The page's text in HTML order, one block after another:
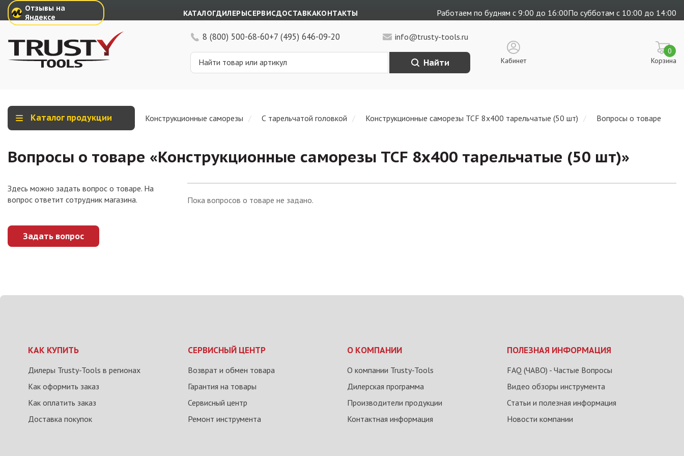
Отзывы на
Яндексе
КАТАЛОГДИЛЕРЫСЕРВИСДОСТАВКАКОНТАКТЫ Работаем по будням с 9:00 до 16:00По субботам с 10:00 до 14:00
8 (800) 500-68-60+7 (495) 646-09-20 info@trusty-tools.ru
Найти Кабинет Корзина
0
Каталог продукции Конструкционные саморезы С тарельчатой головкой Конструкционные саморезы TCF 8х400 тарельчатые (50 шт) Вопросы о товаре
Вопросы о товаре «Конструкционные саморезы TCF 8х400 тарельчатые (50 шт)»
Здесь можно задать вопрос о товаре. На
вопрос ответит сотрудник магазина.
Задать вопрос
Пока вопросов о товаре не задано.
КАК КУПИТЬ
Дилеры Trusty-Tools в регионах
Как оформить заказ
Как оплатить заказ
Доставка покупок
СЕРВИСНЫЙ ЦЕНТР
Возврат и обмен товара
Гарантия на товары
Сервисный центр
Ремонт инструмента
О КОМПАНИИ
О компании Trusty-Tools
Дилерская программа
Производители продукции
Контактная информация
ПОЛЕЗНАЯ ИНФОРМАЦИЯ
FAQ (ЧАВО) - Частые Вопросы
Видео обзоры инструмента
Статьи и полезная информация
Новости компании